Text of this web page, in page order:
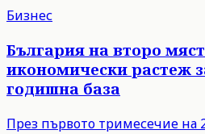
Бизнес
България на второ
икономически растеж
годишна база
През първото тримесечие на